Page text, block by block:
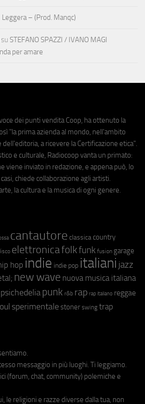
Leggera – (Prod. Manqc)
su STEFANO SPAZZI / IVANO MAGI
per amare
dei punti vendita Coop, ha ottenuto la
"la prima azienda al mondo, nell'ambito
dell'editoria, a ricevere la Certificazione etica".
e culturale, Radiocoop vanta un primato:
viene inviato in redazione, e appena può, lo
chiede collaborazione agli artisti.
la cultura e la musica di ogni genere.
cantautore classica country
elettronicafolkfunk fusion garage
hop indie indie pop italiani jazz
new wave nuova musica italiana
psichedeliapunk r&b rap rap italiano reggae
sperimentale stoner swing trap
messaggio in più luoghi. Ti leggiamo.
(forum, chat, community) polemiche e
le religioni e razze diverse dalla tua, non